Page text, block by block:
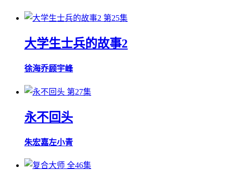
第25集
大学生士兵的故事2
徐海乔顾宇峰
第27集
永不回头
朱宏嘉左小青
全46集